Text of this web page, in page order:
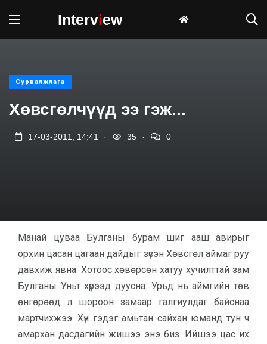
Interview
Сурвалжлага
Хөвсгөлчүүд ээ гэж...
17-03-2011, 14:41 35 0
Манай цуваа Булганы бурам шиг ааш авирыг
орхин цасан цагаан дайдыг зүсэн Хөвсгөл аймаг руу
давхиж явна. Хотоос хөвөрсөн хатуу хучилттай зам
Булганы Уньт хүрээд дуусна. Урьд нь айм­гийн төв
өнгөрөөд л шороон замаар галгиулдаг байснаа
мартчихжээ. Хүн гэдэг амь­тан сайхан юманд тун ч
амархан дасдагийн жишээ энэ биз. Ийшээ цас их